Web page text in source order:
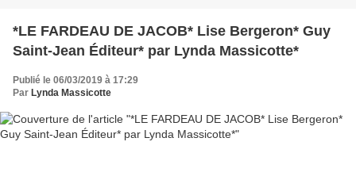
*LE FARDEAU DE JACOB* Lise Bergeron* Guy
Saint-Jean Éditeur* par Lynda Massicotte*
Publié le 06/03/2019 à 17:29
Par Lynda Massicotte